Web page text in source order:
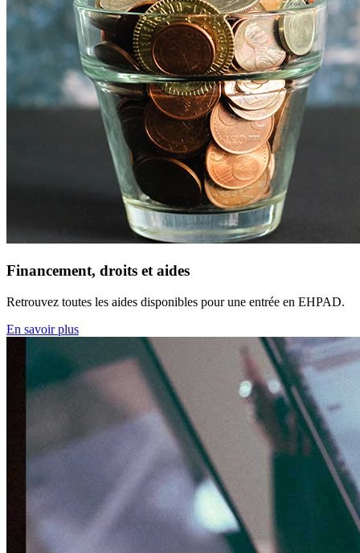
Financement, droits et aides
Retrouvez toutes les aides disponibles pour une entrée en EHPAD.
En savoir plus